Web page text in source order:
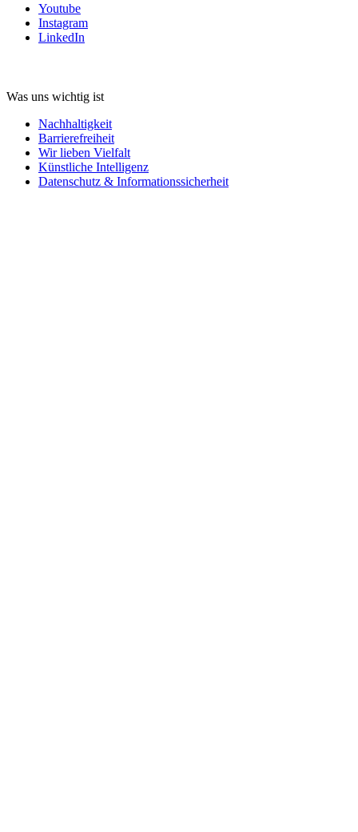
Youtube
Instagram
LinkedIn
Was uns wichtig ist
Nachhaltigkeit
Barrierefreiheit
Wir lieben Vielfalt
Künstliche Intelligenz
Datenschutz & Informationssicherheit